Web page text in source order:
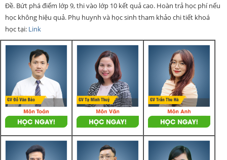
Đề. Bứt phá điểm lớp 9, thi vào lớp 10 kết quả cao. Hoàn trả học phí nếu
học không hiệu quả. Phụ huynh và học sinh tham khảo chi tiết khoá
học tại: Link